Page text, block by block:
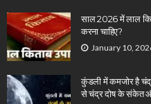
साल 2026 में लाल
करना चाहिए?
January 10,
कुंडली में कमजोर है
से चंद्र दोष के संकेत